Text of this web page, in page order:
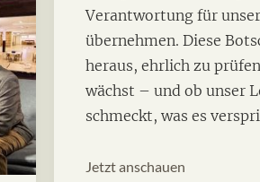
Verantwortung für
übernehmen. Diese
heraus, ehrlich zu
wächst – und ob unser
schmeckt, was es
Jetzt anschauen